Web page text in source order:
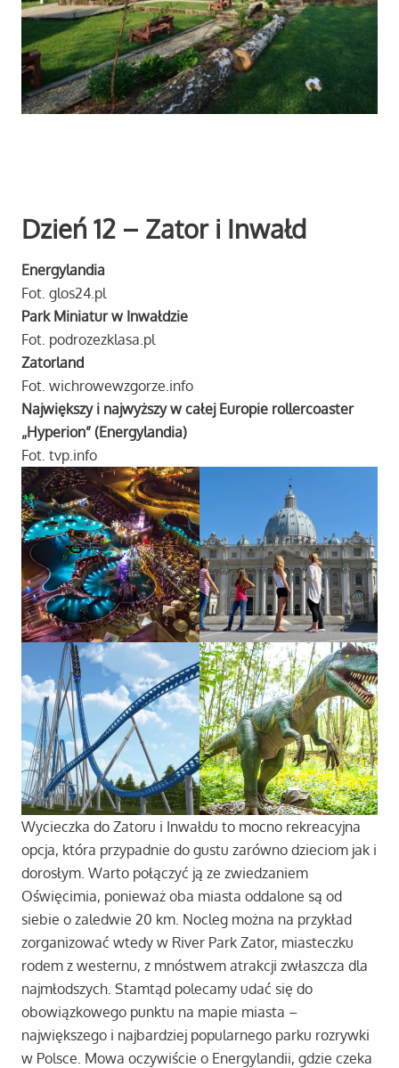
Dzień 12 – Zator i Inwałd
Energylandia
Fot. glos24.pl
Park Miniatur w Inwałdzie
Fot. podrozezklasa.pl
Zatorland
Fot. wichrowewzgorze.info
Największy i najwyższy w całej Europie rollercoaster
„Hyperion” (Energylandia)
Fot. tvp.info
Wycieczka do Zatoru i Inwałdu to mocno rekreacyjna
opcja, która przypadnie do gustu zarówno dzieciom jak i
dorosłym. Warto połączyć ją ze zwiedzaniem
Oświęcimia, ponieważ oba miasta oddalone są od
siebie o zaledwie 20 km. Nocleg można na przykład
zorganizować wtedy w River Park Zator, miasteczku
rodem z westernu, z mnóstwem atrakcji zwłaszcza dla
najmłodszych. Stamtąd polecamy udać się do
obowiązkowego punktu na mapie miasta –
największego i najbardziej popularnego parku rozrywki
w Polsce. Mowa oczywiście o Energylandii, gdzie czeka